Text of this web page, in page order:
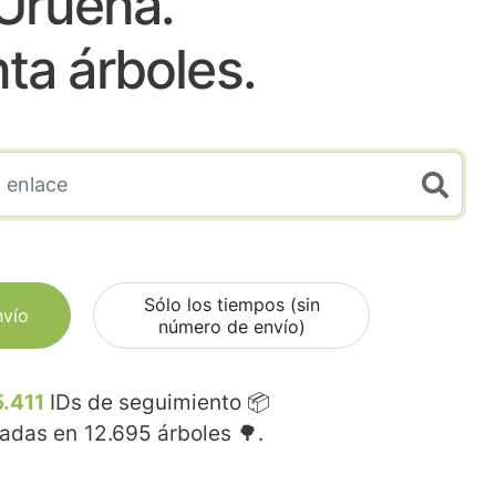
árboles.
Sólo los tiempos (sin
número de envío)
IDs de seguimiento 📦
en 12.695 árboles 🌳.